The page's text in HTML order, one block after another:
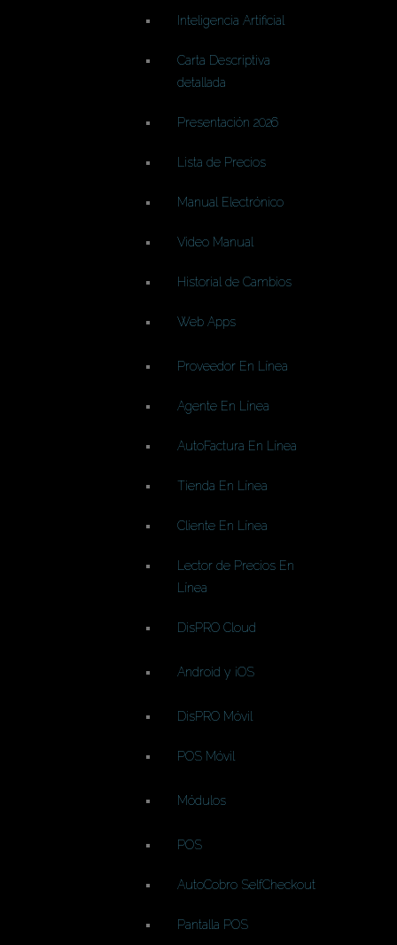
Inteligencia Artificial
Carta Descriptiva
detallada
Presentación 2026
Lista de Precios
Manual Electrónico
Video Manual
Historial de Cambios
Web Apps
Proveedor En Línea
Agente En Línea
AutoFactura En Línea
Tienda En Línea
Cliente En Línea
Lector de Precios En
Línea
DisPRO Cloud
Android y iOS
DisPRO Móvil
POS Móvil
Módulos
POS
AutoCobro SelfCheckout
Pantalla POS